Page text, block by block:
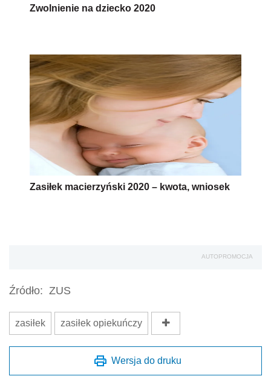
Zwolnienie na dziecko 2020
Zasiłek macierzyński 2020 – kwota, wniosek
AUTOPROMOCJA
Źródło: ZUS
zasiłek zasiłek opiekuńczy
Wersja do druku